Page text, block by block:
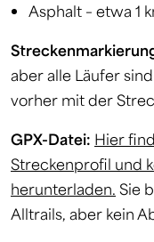
Asphalt – etwa 1
aber alle Läufer
vorher mit der
GPX-Datei: Hier
Streckenprofil und
herunterladen. Sie
Alltrails, aber kein